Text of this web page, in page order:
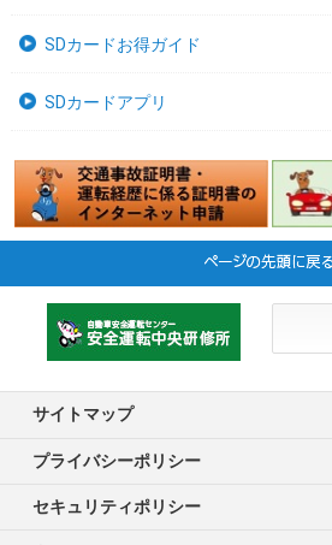
SDカードお得ガイド
SDカードアプリ
サイトマップ
プライバシーポリシー
セキュリティポリシー